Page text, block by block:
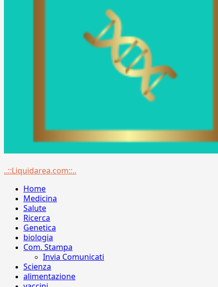
Menu
..::Liquidarea.com::..
Home
Medicina
Salute
Ricerca
Genetica
biologia
Com. Stampa
Invia Comunicati
Scienza
alimentazione